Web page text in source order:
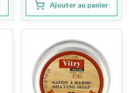
Ajouter au panier